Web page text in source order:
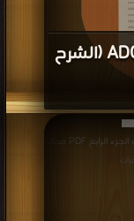
كتاب الدرس الرابع لمنتج ADO NET (الشرح
قراءة و تحميل كتاب كتاب الدرس الرابع لمنتج ADO NET (الشرح بالداخل) PDF مجانا
قراءة و تحميل كتاب كتاب صناعة أفلام الكارتون بأنمي استديو الجزء الرابع PDF مجانا